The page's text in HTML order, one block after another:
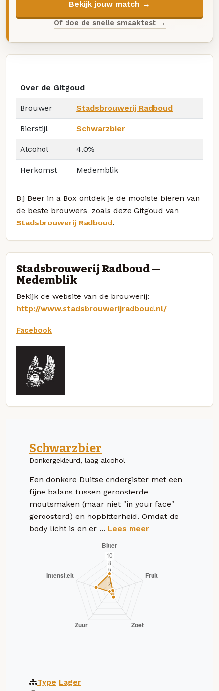
Bekijk jouw match →
Of doe de snelle smaaktest →
Over de Gitgoud
Brouwer Stadsbrouwerij Radboud
Bierstijl Schwarzbier
Alcohol 4.0%
Herkomst Medemblik
Bij Beer in a Box ontdek je de mooiste bieren van
de beste brouwers, zoals deze Gitgoud van
Stadsbrouwerij Radboud.
Stadsbrouwerij Radboud —
Medemblik
Bekijk de website van de brouwerij:
http://www.stadsbrouwerijradboud.nl/
Facebook
Schwarzbier
Donkergekleurd, laag alcohol
Een donkere Duitse ondergister met een
fijne balans tussen geroosterde
moutsmaken (maar niet "in your face"
geroosterd) en hopbitterheid. Omdat de
body licht is en er ... Lees meer
Type Lager